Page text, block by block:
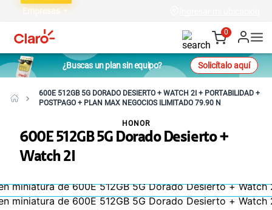
Empresas
0
¿Buscas un plan sin equipo? Solicítalo aquí
600E 512GB 5G DORADO DESIERTO + WATCH 2I + PORTABILIDAD +
POSTPAGO + PLAN MAX NEGOCIOS ILIMITADO 79.90 N
600E 512GB 5G Dorado Desierto +
Watch 2I
HONOR